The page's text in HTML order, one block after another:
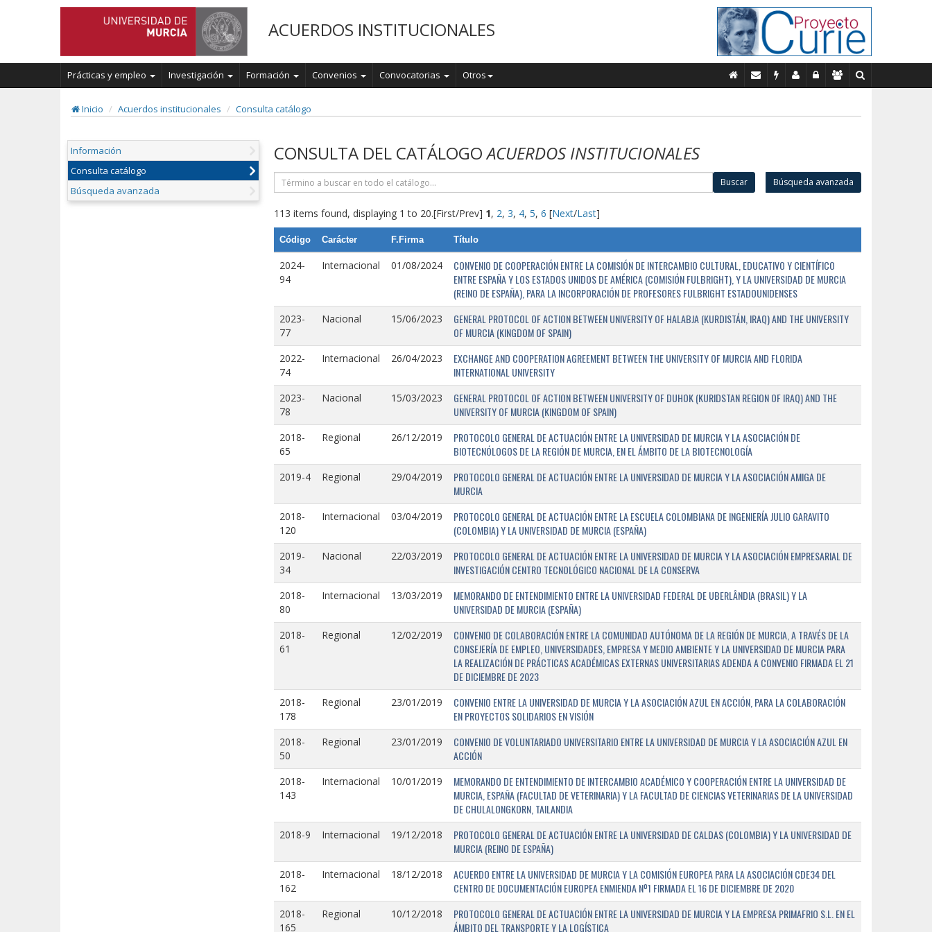
ACUERDOS INSTITUCIONALES
Prácticas y empleo Investigación Formación Convenios Convocatorias Otros
Inicio Acuerdos institucionales Consulta catálogo
Información
Consulta catálogo
Búsqueda avanzada
CONSULTA DEL CATÁLOGOACUERDOS INSTITUCIONALES
Buscar Búsqueda avanzada
113 items found, displaying 1 to 20.[First/Prev] 1, 2, 3, 4, 5, 6 [Next/Last]
Código Carácter F.Firma Título
2024-
94
Internacional 01/08/2024
CONVENIO DE COOPERACIÓN ENTRE LA COMISIÓN DE INTERCAMBIO CULTURAL, EDUCATIVO Y CIENTÍFICO
ENTRE ESPAÑA Y LOS ESTADOS UNIDOS DE AMÉRICA (COMISIÓN FULBRIGHT), Y LA UNIVERSIDAD DE MURCIA
(REINO DE ESPAÑA), PARA LA INCORPORACIÓN DE PROFESORES FULBRIGHT ESTADOUNIDENSES
2023-
77
Nacional 15/06/2023
GENERAL PROTOCOL OF ACTION BETWEEN UNIVERSITY OF HALABJA (KURDISTÁN, IRAQ) AND THE UNIVERSITY
OF MURCIA (KINGDOM OF SPAIN)
2022-
74
Internacional 26/04/2023
EXCHANGE AND COOPERATION AGREEMENT BETWEEN THE UNIVERSITY OF MURCIA AND FLORIDA
INTERNATIONAL UNIVERSITY
2023-
78
Nacional 15/03/2023
GENERAL PROTOCOL OF ACTION BETWEEN UNIVERSITY OF DUHOK (KURIDSTAN REGION OF IRAQ) AND THE
UNIVERSITY OF MURCIA (KINGDOM OF SPAIN)
2018-
65
Regional 26/12/2019
PROTOCOLO GENERAL DE ACTUACIÓN ENTRE LA UNIVERSIDAD DE MURCIA Y LA ASOCIACIÓN DE
BIOTECNÓLOGOS DE LA REGIÓN DE MURCIA, EN EL ÁMBITO DE LA BIOTECNOLOGÍA
2019-4 Regional 29/04/2019
PROTOCOLO GENERAL DE ACTUACIÓN ENTRE LA UNIVERSIDAD DE MURCIA Y LA ASOCIACIÓN AMIGA DE
MURCIA
2018-
120
Internacional 03/04/2019
PROTOCOLO GENERAL DE ACTUACIÓN ENTRE LA ESCUELA COLOMBIANA DE INGENIERÍA JULIO GARAVITO
(COLOMBIA) Y LA UNIVERSIDAD DE MURCIA (ESPAÑA)
2019-
34
Nacional 22/03/2019
PROTOCOLO GENERAL DE ACTUACIÓN ENTRE LA UNIVERSIDAD DE MURCIA Y LA ASOCIACIÓN EMPRESARIAL DE
INVESTIGACIÓN CENTRO TECNOLÓGICO NACIONAL DE LA CONSERVA
2018-
80
Internacional 13/03/2019
MEMORANDO DE ENTENDIMIENTO ENTRE LA UNIVERSIDAD FEDERAL DE UBERLÂNDIA (BRASIL) Y LA
UNIVERSIDAD DE MURCIA (ESPAÑA)
2018-
61
Regional 12/02/2019
CONVENIO DE COLABORACIÓN ENTRE LA COMUNIDAD AUTÓNOMA DE LA REGIÓN DE MURCIA, A TRAVÉS DE LA
CONSEJERÍA DE EMPLEO, UNIVERSIDADES, EMPRESA Y MEDIO AMBIENTE Y LA UNIVERSIDAD DE MURCIA PARA
LA REALIZACIÓN DE PRÁCTICAS ACADÉMICAS EXTERNAS UNIVERSITARIAS ADENDA A CONVENIO FIRMADA EL 21
DE DICIEMBRE DE 2023
2018-
178
Regional 23/01/2019
CONVENIO ENTRE LA UNIVERSIDAD DE MURCIA Y LA ASOCIACIÓN AZUL EN ACCIÓN, PARA LA COLABORACIÓN
EN PROYECTOS SOLIDARIOS EN VISIÓN
2018-
50
Regional 23/01/2019
CONVENIO DE VOLUNTARIADO UNIVERSITARIO ENTRE LA UNIVERSIDAD DE MURCIA Y LA ASOCIACIÓN AZUL EN
ACCIÓN
2018-
143
Internacional 10/01/2019
MEMORANDO DE ENTENDIMIENTO DE INTERCAMBIO ACADÉMICO Y COOPERACIÓN ENTRE LA UNIVERSIDAD DE
MURCIA, ESPAÑA (FACULTAD DE VETERINARIA) Y LA FACULTAD DE CIENCIAS VETERINARIAS DE LA UNIVERSIDAD
DE CHULALONGKORN, TAILANDIA
2018-9 Internacional 19/12/2018
PROTOCOLO GENERAL DE ACTUACIÓN ENTRE LA UNIVERSIDAD DE CALDAS (COLOMBIA) Y LA UNIVERSIDAD DE
MURCIA (REINO DE ESPAÑA)
2018-
162
Internacional 18/12/2018
ACUERDO ENTRE LA UNIVERSIDAD DE MURCIA Y LA COMISIÓN EUROPEA PARA LA ASOCIACIÓN CDE34 DEL
CENTRO DE DOCUMENTACIÓN EUROPEA ENMIENDA Nº1 FIRMADA EL 16 DE DICIEMBRE DE 2020
2018-
165
Regional 10/12/2018
PROTOCOLO GENERAL DE ACTUACIÓN ENTRE LA UNIVERSIDAD DE MURCIA Y LA EMPRESA PRIMAFRIO S.L. EN EL
ÁMBITO DEL TRANSPORTE Y LA LOGÍSTICA